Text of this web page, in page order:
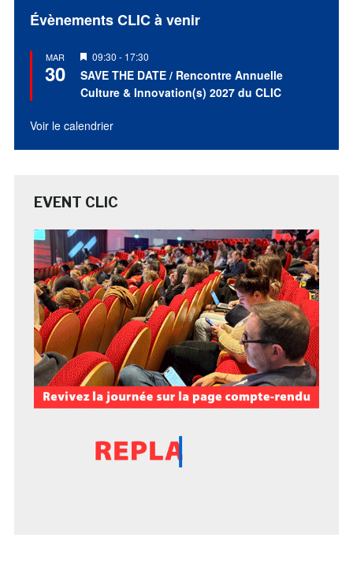
Évènements CLIC à venir
MAR
30
Mis
en
avant
09:30 - 17:30
SAVE THE DATE / Rencontre Annuelle
Culture & Innovation(s) 2027 du CLIC
Voir le calendrier
EVENT CLIC